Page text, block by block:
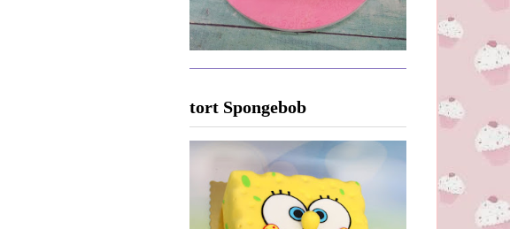
tort Spongebob